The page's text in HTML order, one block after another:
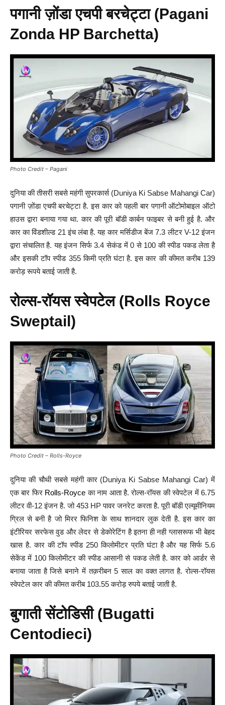
पगानी ज़ोंडा एचपी बरचेट्टा (Pagani
Zonda HP Barchetta)
Photo Credit – Pagani
दुनिया की तीसरी सबसे महंगी सुपरकार्स (Duniya Ki Sabse Mahangi Car)
पगानी ज़ोंडा एचपी बरचेट्टा है. इस कार को पहली बार पगानी ऑटोमोबाइल ऑटो
हाउस द्वारा बनाया गया था. कार की पूरी बॉडी कार्बन फाइबर से बनी हुई है. और
कार का विंडशील्ड 21 इंच लंबा है. यह कार मर्सिडीज बेंज 7.3 लीटर V-12 इंजन
द्वारा संचालित है. यह इंजन सिर्फ 3.4 सेकंड में 0 से 100 की स्पीड पकड लेता है
और इसकी टॉप स्पीड 355 किमी प्रति घंटा है. इस कार की कीमत करीब 139
करोड़ रूपये बताई जाती है.
रोल्स-रॉयस स्वेपटेल (Rolls Royce
Sweptail)
Photo Credit – Rolls-Royce
दुनिया की चौथी सबसे महंगी कार (Duniya Ki Sabse Mahangi Car) में
एक बार फिरRolls-Royce का नाम आता है. रोल्स-रॉयस की स्वेपटेल में 6.75
लीटर वी-12 इंजन है. जो 453 HP पावर जनरेट करता है. पूरी बॉडी एल्यूमीनियम
ग्रिल से बनी है जो मिरर फिनिश के साथ शानदार लुक देती है. इस कार का
इंटीरियर सरफेस वुड और लेदर से डेकोरेटिंग है इतना ही नही ग्लासरूफ भी बेहद
खास है. कार की टॉप स्पीड 250 किलोमीटर प्रति घंटा है और यह सिर्फ 5.6
सेकेंड में 100 किलोमीटर की स्पीड आसानी से पकड लेती है. कार को आर्डर से
बनाया जाता है जिसे बनाने में तक़रीबन 5 साल का वक्त लागत है. रोल्स-रॉयस
स्वेपटेल कार की कीमत करीब 103.55 करोड़ रुपये बताई जाती है.
बुगाती सेंटोडिसी (Bugatti
Centodieci)